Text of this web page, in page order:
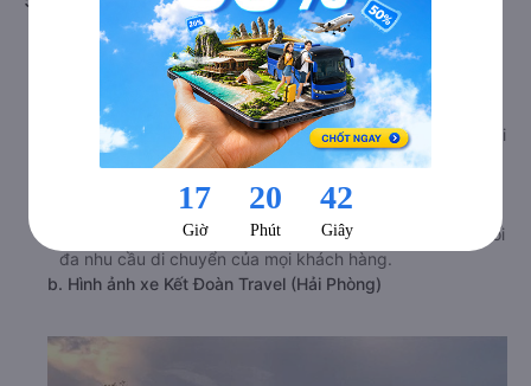
a. Giới thiệu xe Kết Đoàn Travel (Hải Phòng)
Xe đi Văn Lâm - Hưng Yên từ Lào Cai gây ấn tượng với
nhiều hành khách với hệ thống xe chất lượng cao cấp
nhất trên thị trường. Không gian xe rộng rãi, thoải mái, nội
thất được thiết kế vô cùng hiện đại. Đảm bảo mang đến
cho hành khách những trải nghiệm thoải mái nhất. Kết
Đoàn Travel (Hải Phòng) phục vụ đa dạng dòng xe với
tần suất chuyến dày đặc, tự hào có thể đáp ứng được tối
đa nhu cầu di chuyển của mọi khách hàng.
b. Hình ảnh xe Kết Đoàn Travel (Hải Phòng)